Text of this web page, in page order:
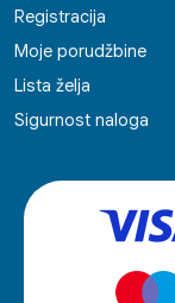
Registracija
Moje porudžbine
Lista želja
Sigurnost naloga